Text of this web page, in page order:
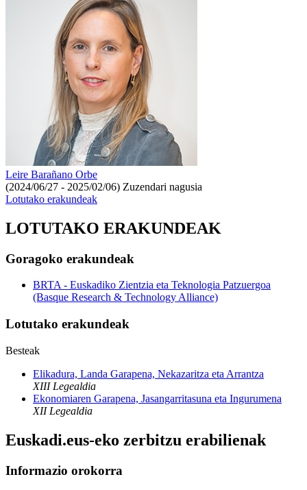
Leire Barañano Orbe
(2024/06/27 - 2025/02/06) Zuzendari nagusia
Lotutako erakundeak
LOTUTAKO ERAKUNDEAK
Goragoko erakundeak
BRTA - Euskadiko Zientzia eta Teknologia Patzuergoa
(Basque Research & Technology Alliance)
Lotutako erakundeak
Besteak
Elikadura, Landa Garapena, Nekazaritza eta Arrantza
XIII Legealdia
Ekonomiaren Garapena, Jasangarritasuna eta Ingurumena
XII Legealdia
Euskadi.eus-eko zerbitzu erabilienak
Informazio orokorra